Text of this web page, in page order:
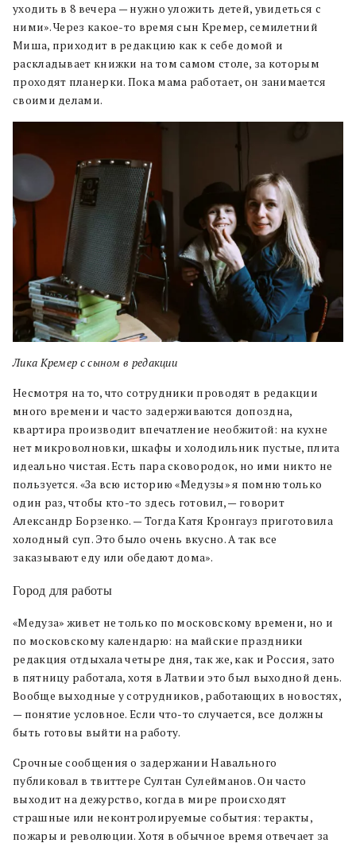
уходить в 8 вечера — нужно уложить детей, увидеться с
ними». Через какое-то время сын Кремер, семилетний
Миша, приходит в редакцию как к себе домой и
раскладывает книжки на том самом столе, за которым
проходят планерки. Пока мама работает, он занимается
своими делами.
Лика Кремер с сыном в редакции
Несмотря на то, что сотрудники проводят в редакции
много времени и часто задерживаются допоздна,
квартира производит впечатление необжитой: на кухне
нет микроволновки, шкафы и холодильник пустые, плита
идеально чистая. Есть пара сковородок, но ими никто не
пользуется. «За всю историю «Медузы» я помню только
один раз, чтобы кто-то здесь готовил, — говорит
Александр Борзенко. — Тогда Катя Кронгауз приготовила
холодный суп. Это было очень вкусно. А так все
заказывают еду или обедают дома».
Город для работы
«Медуза» живет не только по московскому времени, но и
по московскому календарю: на майские праздники
редакция отдыхала четыре дня, так же, как и Россия, зато
в пятницу работала, хотя в Латвии это был выходной день.
Вообще выходные у сотрудников, работающих в новостях,
— понятие условное. Если что-то случается, все должны
быть готовы выйти на работу.
Срочные сообщения о задержании Навального
публиковал в твиттере Султан Сулейманов. Он часто
выходит на дежурство, когда в мире происходят
страшные или неконтролируемые события: теракты,
пожары и революции. Хотя в обычное время отвечает за